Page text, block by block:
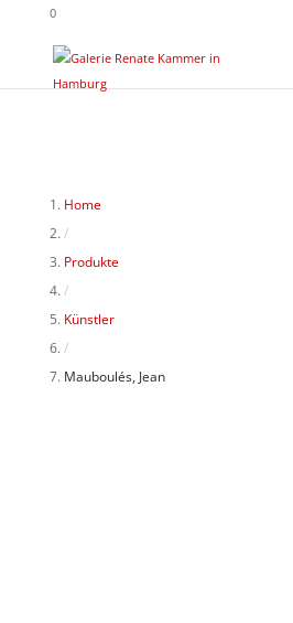
0
Home
/
Produkte
/
Künstler
/
Mauboulés, Jean